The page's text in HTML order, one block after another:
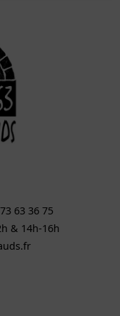
63 36 75
& 14h-16h